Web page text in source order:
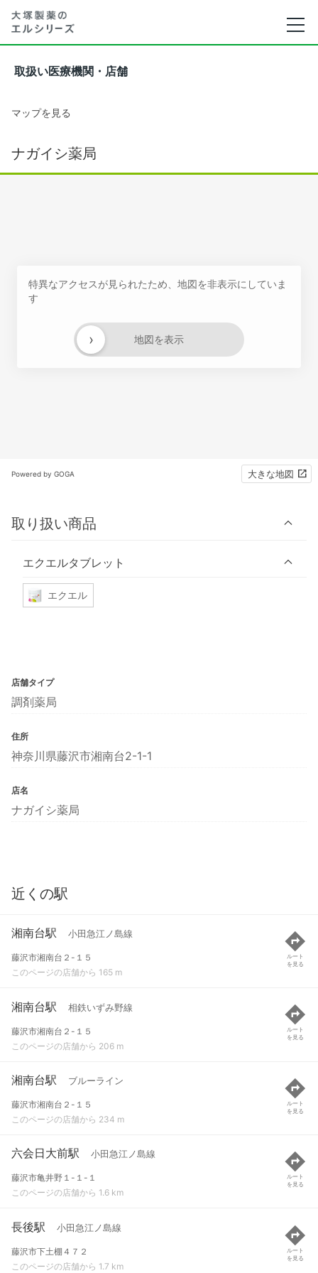
取扱い医療機関・店舗
マップを見る
ナガイシ薬局
特異なアクセスが見られたため、地図を非表示にしていま
す
地図を表示
›
Powered by GOGA 大きな地図
取り扱い商品
エクエルタブレット
エクエル
店舗タイプ
調剤薬局
住所
神奈川県藤沢市湘南台2-1-1
店名
ナガイシ薬局
近くの駅
湘南台駅 小田急江ノ島線
藤沢市湘南台２-１５
このページの店舗から 165 m
ルート
を見る
湘南台駅 相鉄いずみ野線
藤沢市湘南台２-１５
このページの店舗から 206 m
ルート
を見る
湘南台駅 ブルーライン
藤沢市湘南台２-１５
このページの店舗から 234 m
ルート
を見る
六会日大前駅 小田急江ノ島線
藤沢市亀井野１-１-１
このページの店舗から 1.6 km
ルート
を見る
長後駅 小田急江ノ島線
藤沢市下土棚４７２
このページの店舗から 1.7 km
ルート
を見る